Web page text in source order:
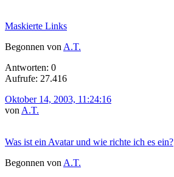
Maskierte Links
Begonnen von A.T.
Antworten: 0
Aufrufe: 27.416
Oktober 14, 2003, 11:24:16
von A.T.
Was ist ein Avatar und wie richte ich es ein?
Begonnen von A.T.